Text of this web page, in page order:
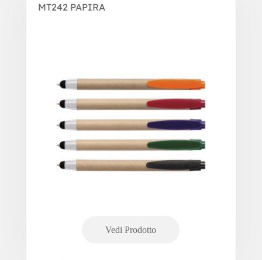
MT242 PAPIRA